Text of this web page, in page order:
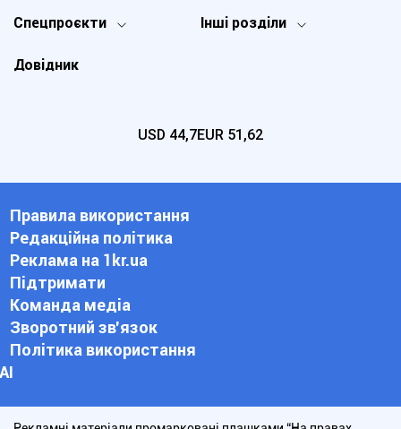
Спецпроєкти Інші розділи
Довідник
USD 44,7EUR 51,62
Правила використання
Редакційна політика
Реклама на 1kr.ua
Підтримати
Команда медіа
Зворотний зв'язок
Політика використання
АІ